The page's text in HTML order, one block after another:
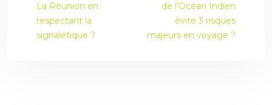
La Réunion en
respectant la
signalétique ?
de l’Océan Indien
évite 3 risques
majeurs en voyage ?